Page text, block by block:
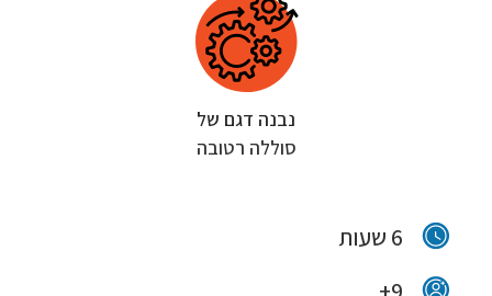
נבנה דגם של
סוללה רטובה
6 שעות